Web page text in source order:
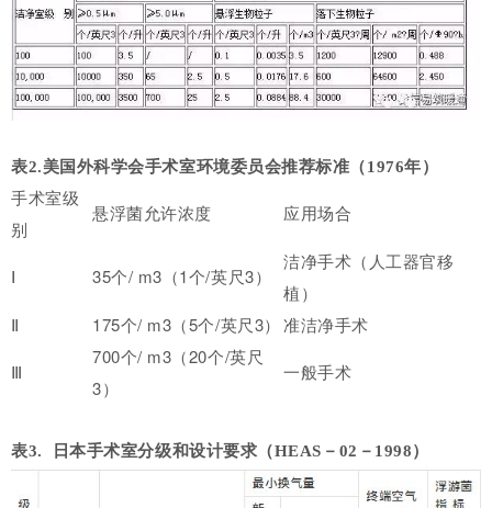
表2.美国外科学会手术室环境委员会推荐标准（1976年）
手术室级
别
悬浮菌允许浓度 应用场合
Ⅰ 35个/ m3（1个/英尺3）
洁净手术（人工器官移
植）
Ⅱ
175个/ m3（5个/英尺3） 准洁净手术
Ⅲ
700个/ m3（20个/英尺
3）
一般手术
表3. 日本手术室分级和设计要求（HEAS－02－1998）